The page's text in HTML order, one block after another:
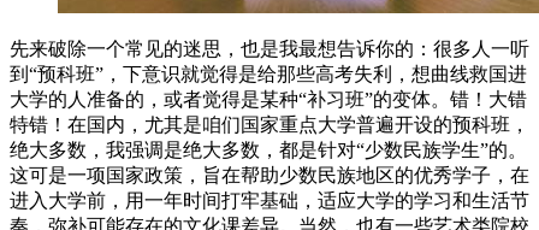
先来破除一个常见的迷思，也是我最想告诉你的：很多人一听
到“预科班”，下意识就觉得是给那些高考失利，想曲线救国进
大学的人准备的，或者觉得是某种“补习班”的变体。错！大错
特错！在国内，尤其是咱们国家重点大学普遍开设的预科班，
绝大多数，我强调是绝大多数，都是针对“少数民族学生”的。
这可是一项国家政策，旨在帮助少数民族地区的优秀学子，在
进入大学前，用一年时间打牢基础，适应大学的学习和生活节